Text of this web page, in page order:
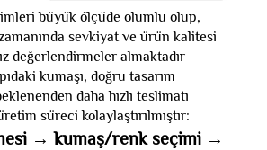
büyük ölçüde olumlu olup,
sevkiyat ve ürün kalitesi
değerlendirmeler almaktadır—
kumaşı, doğru tasarım
daha hızlı teslimatı
süreci kolaylaştırılmıştır:
→ kumaş/renk seçimi →